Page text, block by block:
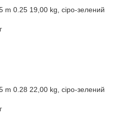
0.25 19,00 kg, сіро-зелений
0.28 22,00 kg, сіро-зелений